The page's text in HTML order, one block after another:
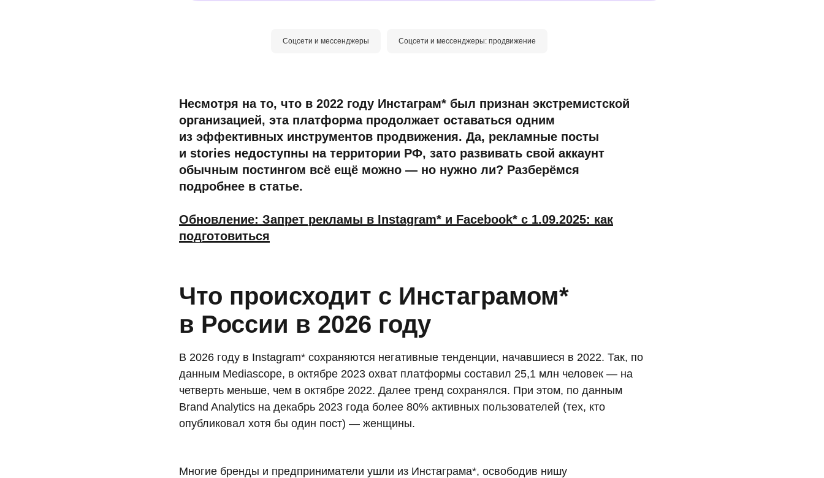
Соцсети и мессенджеры Соцсети и мессенджеры: продвижение
Несмотря на то, что в 2022 году Инстаграм* был признан экстремистской
организацией, эта платформа продолжает оставаться одним
из эффективных инструментов продвижения. Да, рекламные посты
и stories недоступны на территории РФ, зато развивать свой аккаунт
обычным постингом всё ещё можно — но нужно ли? Разберёмся
подробнее в статье.
Обновление: Запрет рекламы в Instagram* и Facebook* с 1.09.2025: как
подготовиться
Что происходит с Инстаграмом*
в России в 2026 году
В 2026 году в Instagram* сохраняются негативные тенденции, начавшиеся в 2022. Так, по
данным Mediascope, в октябре 2023 охват платформы составил 25,1 млн человек — на
четверть меньше, чем в октябре 2022. Далее тренд сохранялся. При этом, по данным
Brand Analytics на декабрь 2023 года более 80% активных пользователей (тех, кто
опубликовал хотя бы один пост) — женщины.
Многие бренды и предприниматели ушли из Инстаграма*, освободив нишу